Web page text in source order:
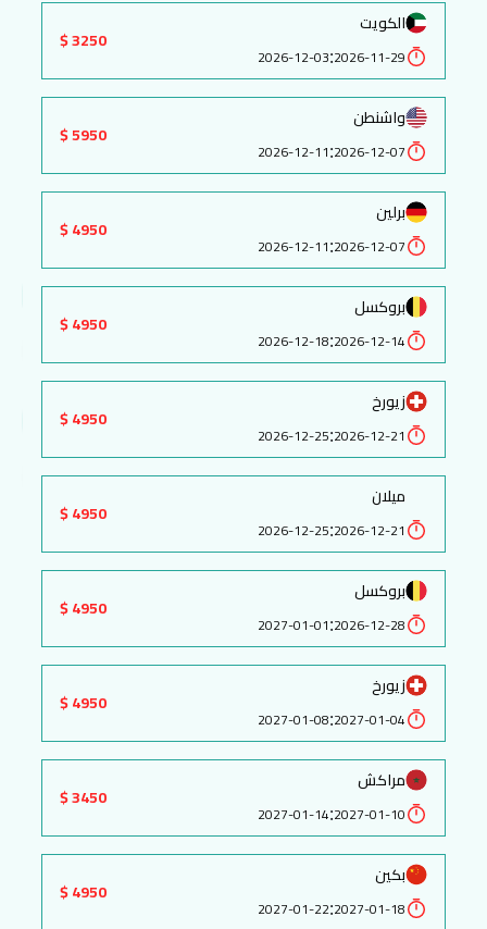
الكويت
2026-11-29
:
2026-12-03
3250 $
واشنطن
2026-12-07
:
2026-12-11
5950 $
برلين
2026-12-07
:
2026-12-11
4950 $
بروكسل
2026-12-14
:
2026-12-18
4950 $
زيورخ
2026-12-21
:
2026-12-25
4950 $
ميلان
2026-12-21
:
2026-12-25
4950 $
بروكسل
2026-12-28
:
2027-01-01
4950 $
زيورخ
2027-01-04
:
2027-01-08
4950 $
مراكش
2027-01-10
:
2027-01-14
3450 $
بكين
2027-01-18
:
2027-01-22
4950 $